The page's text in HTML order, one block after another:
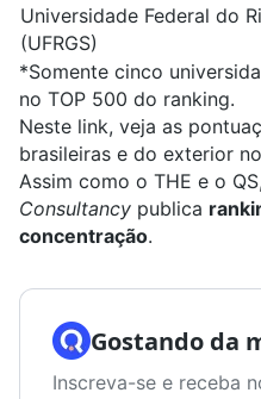
Universidade Federal do
(UFRGS)
*Somente cinco
no TOP 500 do ranking.
Neste link, veja as
brasileiras e do exterior no
Assim como o THE e o
Consultancy publica
concentração.
Gostando da
Inscreva-se e receba